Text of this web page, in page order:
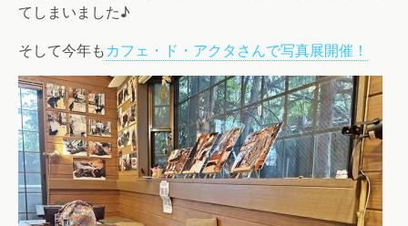
てしまいました♪
そして今年もカフェ・ド・アクタさんで写真展開催！